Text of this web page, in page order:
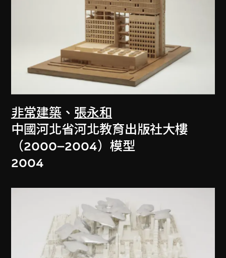
非常建築 、 張永和
中國河北省河北教育出版社大樓
（2000–2004）模型
2004